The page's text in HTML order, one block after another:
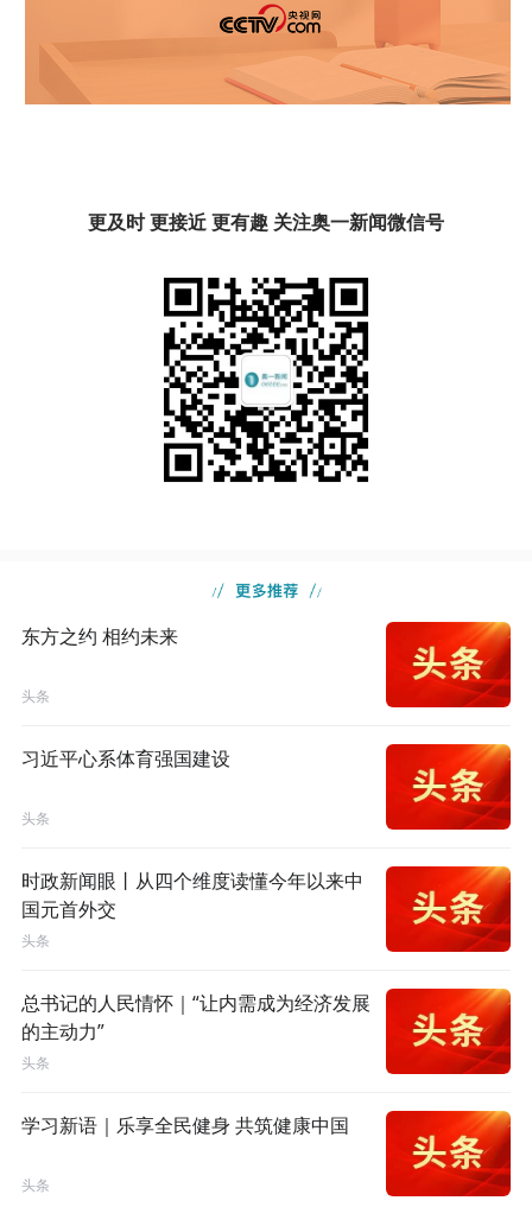
更及时 更接近 更有趣 关注奥一新闻微信号
东方之约 相约未来
头条
习近平心系体育强国建设
头条
时政新闻眼丨从四个维度读懂今年以来中
国元首外交
头条
总书记的人民情怀｜“让内需成为经济发展
的主动力”
头条
学习新语｜乐享全民健身 共筑健康中国
头条